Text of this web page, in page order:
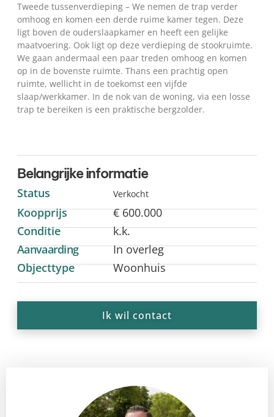
Tweede tussenverdieping – We nemen de trap verder
omhoog en komen een derde ruime kamer tegen. Deze
ligt boven de ouderslaapkamer en heeft een gelijke
maatvoering. Ook ligt op deze verdieping de stookruimte.
We gaan andermaal een paar treden omhoog en komen
op in de bovenste ruimte. Thans een prachtig open
ruimte, wellicht in de toekomst een vijfde
slaap/werkkamer. In de nok van de woning, via een losse
trap te bereiken is een praktische bergzolder.
Belangrijke informatie
Status Verkocht
Koopprijs
€ 600.000
Conditie
k.k.
Aanvaarding
In overleg
Objecttype
Woonhuis
Ik wil contact